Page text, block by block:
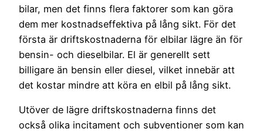
bilar, men det finns flera faktorer som kan göra
dem mer kostnadseffektiva på lång sikt. För det
första är driftskostnaderna för elbilar lägre än för
bensin- och dieselbilar. El är generellt sett
billigare än bensin eller diesel, vilket innebär att
det kostar mindre att köra en elbil på lång sikt.
Utöver de lägre driftskostnaderna finns det
också olika incitament och subventioner som kan